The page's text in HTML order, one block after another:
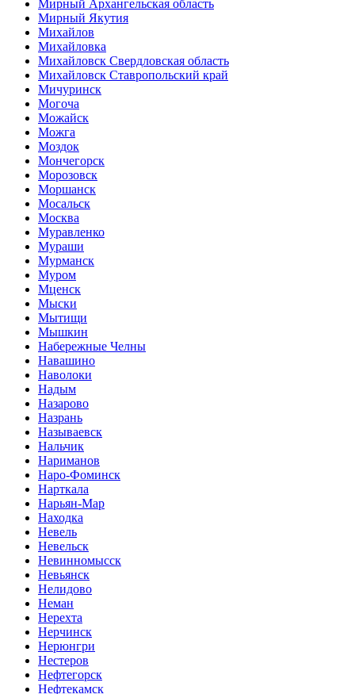
Мирный Архангельская область
Мирный Якутия
Михайлов
Михайловка
Михайловск Свердловская область
Михайловск Ставропольский край
Мичуринск
Могоча
Можайск
Можга
Моздок
Мончегорск
Морозовск
Моршанск
Мосальск
Москва
Муравленко
Мураши
Мурманск
Муром
Мценск
Мыски
Мытищи
Мышкин
Набережные Челны
Навашино
Наволоки
Надым
Назарово
Назрань
Называевск
Нальчик
Нариманов
Наро-Фоминск
Нарткала
Нарьян-Мар
Находка
Невель
Невельск
Невинномысск
Невьянск
Нелидово
Неман
Нерехта
Нерчинск
Нерюнгри
Нестеров
Нефтегорск
Нефтекамск